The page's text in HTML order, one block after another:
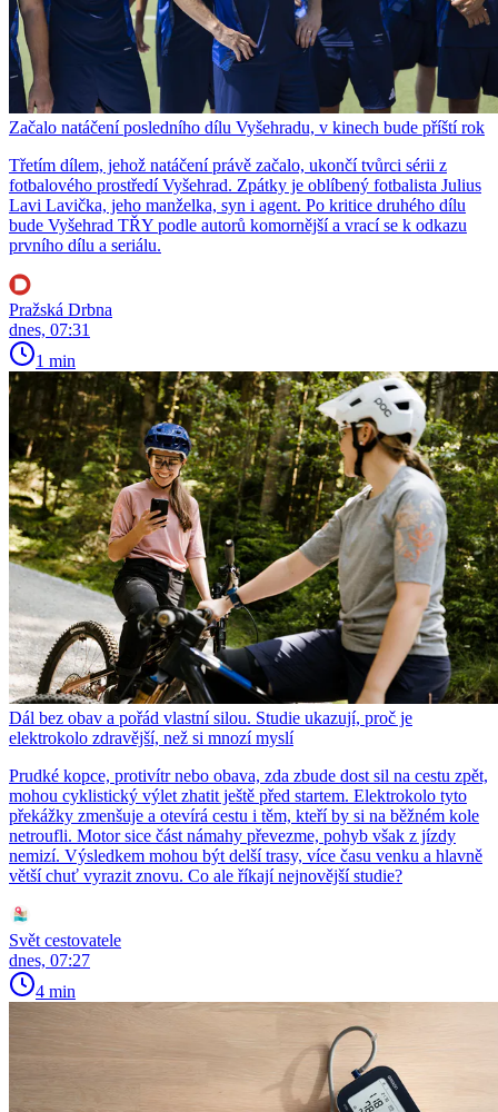
Začalo natáčení posledního dílu Vyšehradu, v kinech bude příští rok
Třetím dílem, jehož natáčení právě začalo, ukončí tvůrci sérii z
fotbalového prostředí Vyšehrad. Zpátky je oblíbený fotbalista Julius
Lavi Lavička, jeho manželka, syn i agent. Po kritice druhého dílu
bude Vyšehrad TŘY podle autorů komornější a vrací se k odkazu
prvního dílu a seriálu.
Pražská Drbna
dnes, 07:31
1 min
Dál bez obav a pořád vlastní silou. Studie ukazují, proč je
elektrokolo zdravější, než si mnozí myslí
Prudké kopce, protivítr nebo obava, zda zbude dost sil na cestu zpět,
mohou cyklistický výlet zhatit ještě před startem. Elektrokolo tyto
překážky zmenšuje a otevírá cestu i těm, kteří by si na běžném kole
netroufli. Motor sice část námahy převezme, pohyb však z jízdy
nemizí. Výsledkem mohou být delší trasy, více času venku a hlavně
větší chuť vyrazit znovu. Co ale říkají nejnovější studie?
Svět cestovatele
dnes, 07:27
4 min